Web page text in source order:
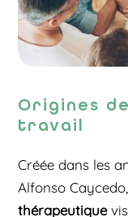
Origines
travail
Créée dans les
Alfonso
thérapeutique